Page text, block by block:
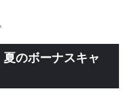
のボーナスキャ